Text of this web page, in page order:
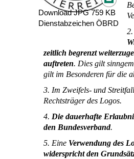
Download JPG 759 KB
Dienstabzeichen ÖBRD
zeitlich begrenzt
auftreten. Dies gilt
gilt im Besonderen für die
3. Im Zweifels- und
Rechtsträger des Logos.
4. Die dauerhafte
den Bundesverband.
5. Eine Verwendung des
widerspricht den